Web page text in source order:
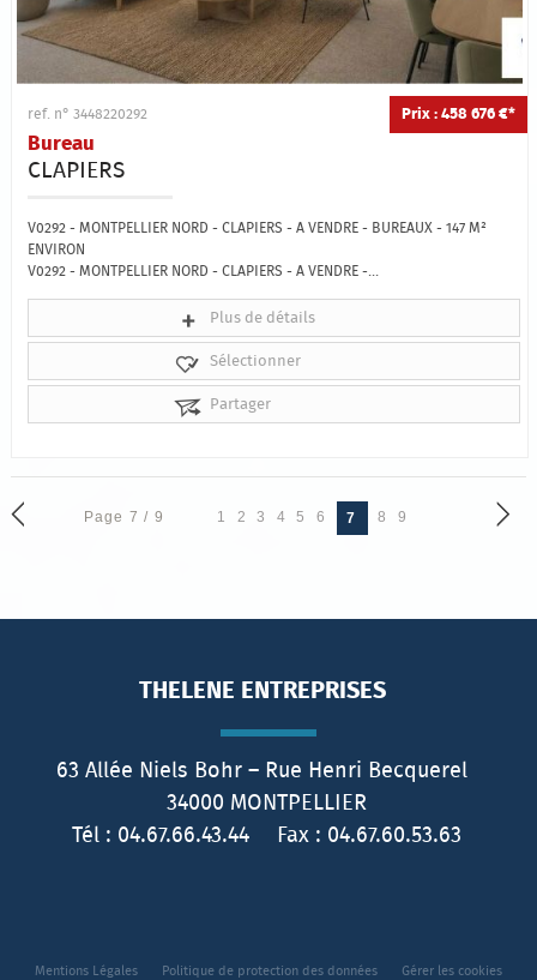
Prix : 458 676 €*
ref. n° 3448220292
Bureau
CLAPIERS
V0292 - MONTPELLIER NORD - CLAPIERS - A VENDRE - BUREAUX - 147 M²
ENVIRON
V0292 - MONTPELLIER NORD - CLAPIERS - A VENDRE -...
Plus de détails
Sélectionner
Partager
Page 7 / 9 1 2 3 4 5 6 7 8 9
THELENE ENTREPRISES
63 Allée Niels Bohr – Rue Henri Becquerel
34000 MONTPELLIER
Tél : 04.67.66.43.44 Fax : 04.67.60.53.63
Mentions Légales Politique de protection des données
Gérer les cookies